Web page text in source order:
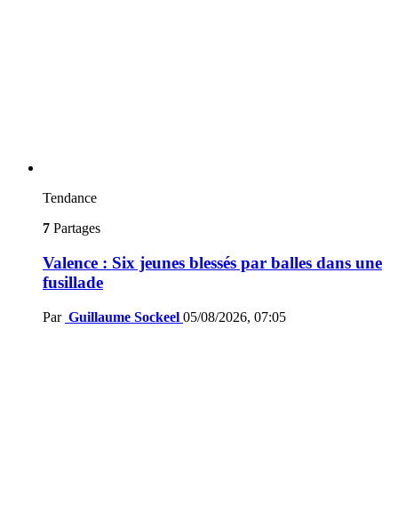
Tendance
7 Partages
Valence : Six jeunes blessés par balles dans une
fusillade
Par Guillaume Sockeel 05/08/2026, 07:05